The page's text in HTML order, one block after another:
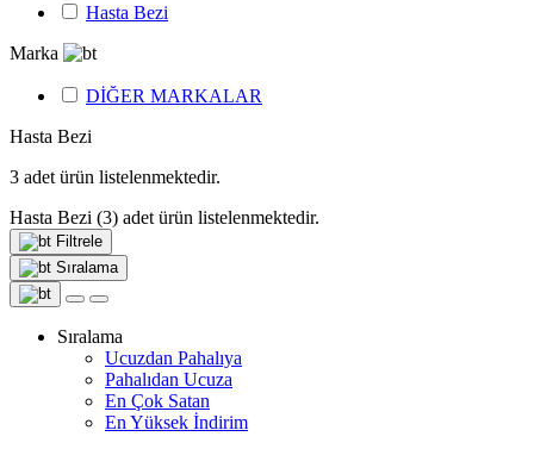
Hasta Bezi
Marka
DİĞER MARKALAR
Hasta Bezi
3 adet ürün listelenmektedir.
Hasta Bezi (3) adet ürün listelenmektedir.
Filtrele
Sıralama
Sıralama
Ucuzdan Pahalıya
Pahalıdan Ucuza
En Çok Satan
En Yüksek İndirim